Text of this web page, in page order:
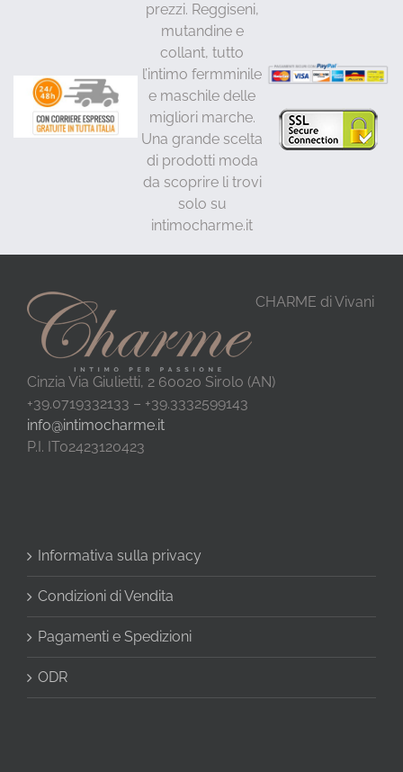
prezzi. Reggiseni,
mutandine e
collant, tutto
l’intimo fermminile
e maschile delle
migliori marche.
Una grande scelta
di prodotti moda
da scoprire li trovi
solo su
intimocharme.it
CHARME di Vivani
Cinzia Via Giulietti, 2 60020 Sirolo (AN)
+39.0719332133 – +39.3332599143
info@intimocharme.it
P.I. IT02423120423
Informativa sulla privacy
Condizioni di Vendita
Pagamenti e Spedizioni
ODR